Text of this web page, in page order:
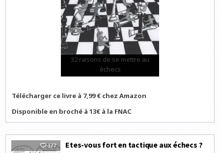
32 raisons de se mettre au
échecs
Télécharger ce livre à 7,99 € chez Amazon
Disponible en broché à 13€ à la FNAC
177 Etes-vous fort en tactique aux échecs ?